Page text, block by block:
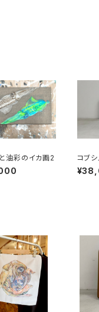
油彩のイカ画2 コブ